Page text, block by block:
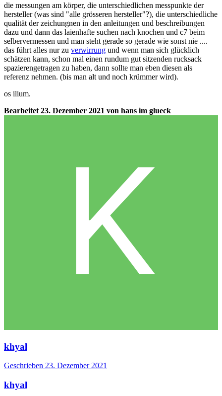
die messungen am körper, die unterschiedlichen messpunkte der
hersteller (was sind "alle grösseren hersteller"?), die unterschiedliche
qualität der zeichungnen in den anleitungen und beschreibungen
dazu und dann das laienhafte suchen nach knochen und c7 beim
selbervermessen und man steht gerade so gerade wie sonst nie ....
das führt alles nur zu verwirrung und wenn man sich glücklich
schätzen kann, schon mal einen rundum gut sitzenden rucksack
spazierengetragen zu haben, dann sollte man eben diesen als
referenz nehmen. (bis man alt und noch krümmer wird).
os ilium.
Bearbeitet 23. Dezember 2021 von hans im glueck
khyal
Geschrieben 23. Dezember 2021
khyal